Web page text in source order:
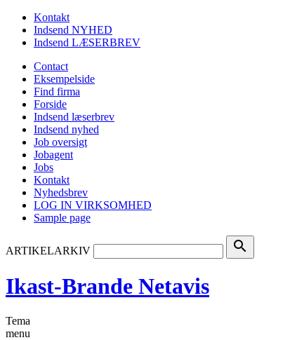
Kontakt
Indsend NYHED
Indsend LÆSERBREV
Contact
Eksempelside
Find firma
Forside
Indsend læserbrev
Indsend nyhed
Job oversigt
Jobagent
Jobs
Kontakt
Nyhedsbrev
LOG IN VIRKSOMHED
Sample page
ARTIKELARKIV search
Ikast-Brande Netavis
Tema
menu